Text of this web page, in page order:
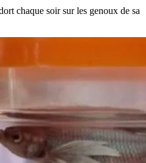
chaque soir sur les genoux de sa